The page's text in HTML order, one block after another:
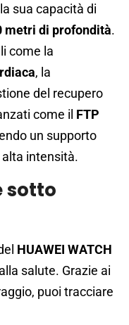
sua capacità di
metri di profondità.
come la
, la
del recupero
come il FTP
un supporto
intensità.
sotto
HUAWEI WATCH
salute. Grazie ai
puoi tracciare